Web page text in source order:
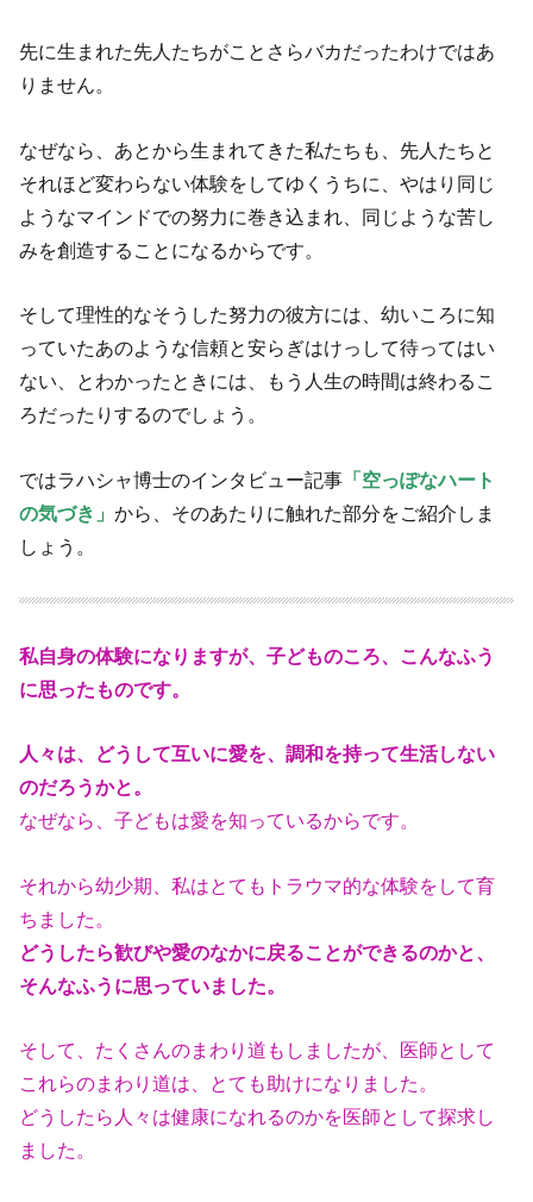
先に生まれた先人たちがことさらバカだったわけではあ
りません。
なぜなら、あとから生まれてきた私たちも、先人たちと
それほど変わらない体験をしてゆくうちに、やはり同じ
ようなマインドでの努力に巻き込まれ、同じような苦し
みを創造することになるからです。
そして理性的なそうした努力の彼方には、幼いころに知
っていたあのような信頼と安らぎはけっして待ってはい
ない、とわかったときには、もう人生の時間は終わるこ
ろだったりするのでしょう。
ではラハシャ博士のインタビュー記事 「空っぽなハート
の気づき」から、そのあたりに触れた部分をご紹介しま
しょう。
私自身の体験になりますが、子どものころ、こんなふう
に思ったものです。
人々は、どうして互いに愛を、調和を持って生活しない
のだろうかと。
なぜなら、子どもは愛を知っているからです。
それから幼少期、私はとてもトラウマ的な体験をして育
ちました。
どうしたら歓びや愛のなかに戻ることができるのかと、
そんなふうに思っていました。
そして、たくさんのまわり道もしましたが、医師として
これらのまわり道は、とても助けになりました。
どうしたら人々は健康になれるのかを医師として探求し
ました。